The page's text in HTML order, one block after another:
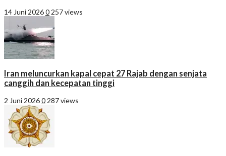
14 Juni 20260 257 views
Iran meluncurkan kapal cepat 27 Rajab dengan senjata
canggih dan kecepatan tinggi
2 Juni 20260 287 views